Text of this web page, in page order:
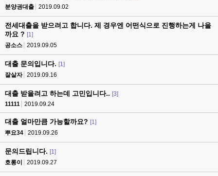
분양권대출
2019.09.02
전세대출을 받으려고 합니다. 제 경우엔 어떤식으로 진행하는게 나을
까요 ? [1]
공소스
2019.09.05
대출 문의입니다. [1]
잘살자
2019.09.16
대출 받을려고 하는데 고민입니다.. [3]
11111
2019.09.24
대출 얼마만큼 가능할까요? [1]
뿌요34
2019.09.26
문의드립니다. [1]
호롱이
2019.09.27